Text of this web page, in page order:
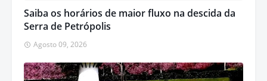
Saiba os horários de maior fluxo na descida da
Serra de Petrópolis
Agosto 09, 2026